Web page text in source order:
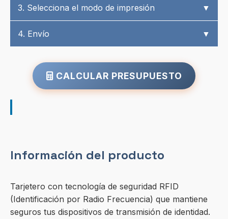
3. Selecciona el modo de impresión ▼
4. Envío ▼
CALCULAR PRESUPUESTO
Información del producto
Tarjetero con tecnología de seguridad RFID
(Identificación por Radio Frecuencia) que mantiene
seguros tus dispositivos de transmisión de identidad.